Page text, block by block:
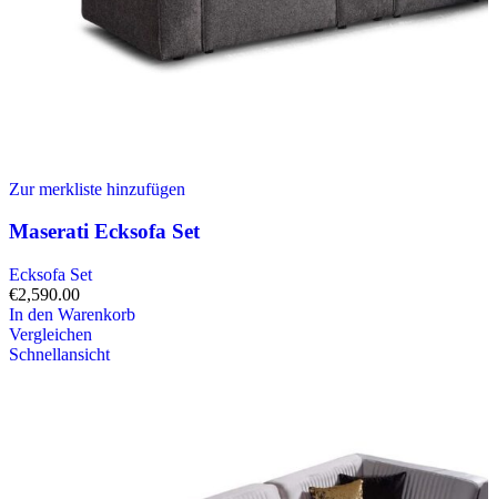
Zur merkliste hinzufügen
Maserati Ecksofa Set
Ecksofa Set
€2,590.00
In den Warenkorb
Vergleichen
Schnellansicht